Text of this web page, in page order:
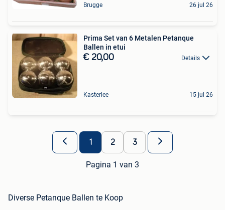
Brugge 26 jul 26
Prima Set van 6 Metalen Petanque
Ballen in etui
€ 20,00 Details
Kasterlee 15 jul 26
1 2 3
Pagina 1 van 3
Diverse Petanque Ballen te Koop